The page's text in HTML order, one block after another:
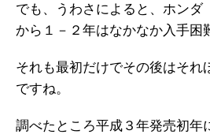
でも、うわさによると、ホン
から１－２年はなかなか入手困
それも最初だけでその後はそれ
ですね。
調べたところ平成３年発売初年